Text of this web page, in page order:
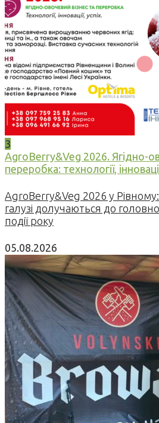
3
AgroBerry&Veg 2026. Ягідно-
переробка: технології,
AgroBerry&Veg 2026 у Рівному:
галузі долучаються до
події року
05.08.2026